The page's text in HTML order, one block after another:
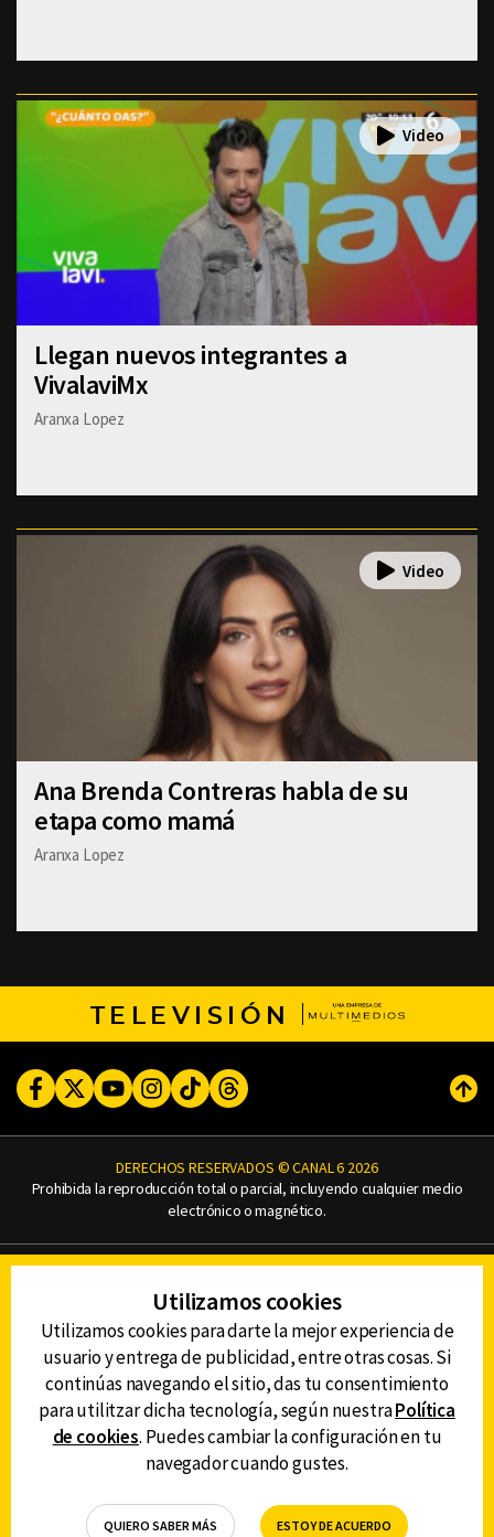
Llegan nuevos integrantes a
VivalaviMx
Aranxa Lopez
Ana Brenda Contreras habla de su
etapa como mamá
Aranxa Lopez
TELEVISIÓN
FacebookTwitterYoutubeInstagram
TikTokThreads
DERECHOS RESERVADOS © CANAL 6 2026
Prohibida la reproducción total o parcial, incluyendo cualquier medio
electrónico o magnético.
AVISO DE PRIVACIDAD
AVISO LEGAL
DEFENSORÍA DE LAS AUDIENCIAS
DESCARGA LA APP DE CANAL 6
Utilizamos cookies
Utilizamos cookies para darte la mejor experiencia de
usuario y entrega de publicidad, entre otras cosas. Si
continúas navegando el sitio, das tu consentimiento
para utilitzar dicha tecnología, según nuestraPolítica
de cookies. Puedes cambiar la configuración en tu
navegador cuando gustes.
QUIERO SABER MÁS ESTOY DE ACUERDO